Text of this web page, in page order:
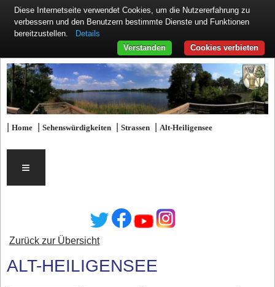
|Home |Sehenswürdigkeiten |Strassen |Alt-Heiligensee
≡
Zurück zur Übersicht
ALT-HEILIGENSEE
Diese Internetseite verwendet Cookies, um die Nutzererfahrung zu
verbessern und den Benutzern bestimmte Dienste und Funktionen
bereitzustellen.
Details
Cookies verbieten
Verstanden